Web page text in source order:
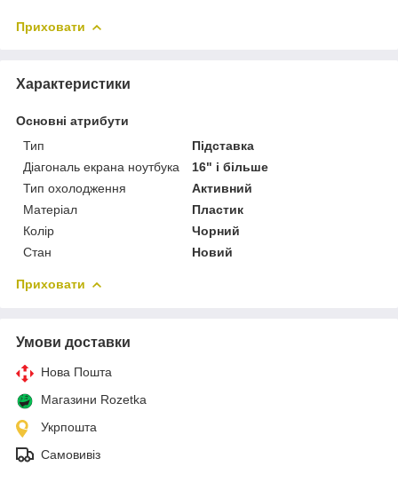
Приховати
Характеристики
Основні атрибути
Тип
Підставка
Діагональ екрана ноутбука
16" і більше
Тип охолодження
Активний
Матеріал
Пластик
Колір
Чорний
Стан
Новий
Приховати
Умови доставки
Нова Пошта
Магазини Rozetka
Укрпошта
Самовивіз